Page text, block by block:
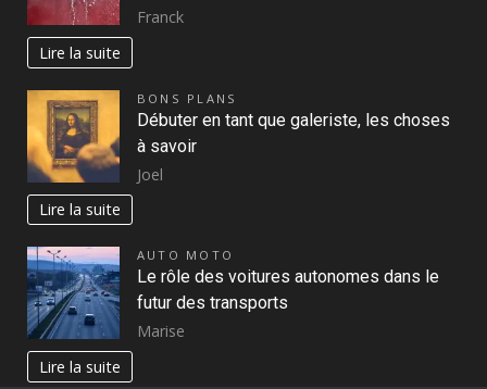
Franck
Lire la suite
BONS PLANS
Débuter en tant que galeriste, les choses
à savoir
Joel
Lire la suite
AUTO MOTO
Le rôle des voitures autonomes dans le
futur des transports
Marise
Lire la suite